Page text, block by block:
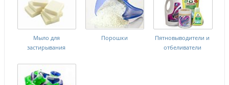
Мыло для
застирывания
Порошки
Пятновыводители и
отбеливатели